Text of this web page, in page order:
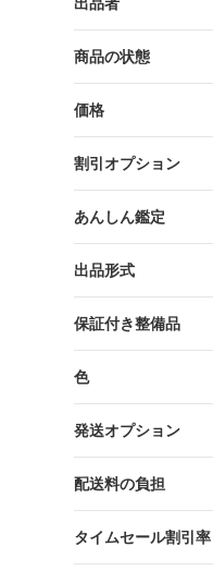
出品者
商品の状態
価格
割引オプション
あんしん鑑定
出品形式
保証付き整備品
色
発送オプション
配送料の負担
タイムセール割引率